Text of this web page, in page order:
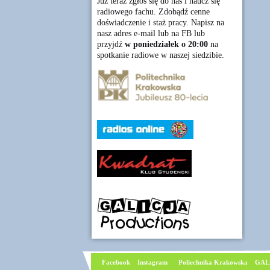
radiowego fachu. Zdobądź cenne
doświadczenie i staż pracy. Napisz na
nasz adres e-mail lub na FB lub
przyjdź w poniedziałek o 20:00na
spotkanie radiowe w naszej siedzibie.
Facebook Instagram Poliechnika Krakowska